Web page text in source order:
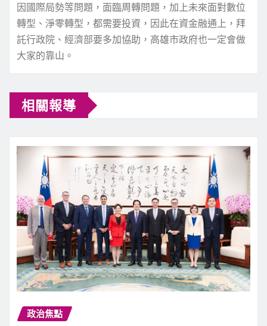
因國際局勢等問題，面臨周轉問題，加上未來面對數位
轉型、淨零轉型，都需要投資，因此在資金融通上，拜
託行政院、經濟部要多加協助，高雄市政府也一定會做
大家的靠山。
相關報導
政治焦點